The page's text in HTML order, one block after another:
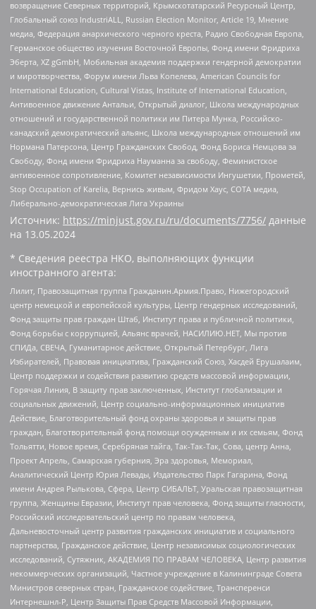
возвращение Северных территорий, Крымскотатарский Ресурсный Центр,
Глобальный союз IndustriALL, Russian Election Monitor, Article 19, Мнение
медиа, Федерация анархического черного креста, Радио Свободная Европа,
Германское общество изучения Восточной Европы, Фонд имени Фридриха
Эберта, XZ gGmbH, Мобильная академия поддержки гендерной демократии
и миротворчества, Форум имени Льва Копелева, American Councils for
International Education, Cultural Vistas, Institute of International Education,
Антивоенное движение Антальи, Открытый диалог, Школа международных
отношений и государственной политики им Питера Мунка, Российско-
канадский демократический альянс, Школа международных отношений им
Нормана Патерсона, Центр Гражданских Свобод, Фонд Бориса Немцова за
Свободу, Фонд имени Фридриха Науманна за свободу, Феминистское
антивоенное сопротивление, Комитет независимости Ингушетии, Прометей,
Stop Occupation of Karelia, Вернись живым, Фридом Хаус, СОТА медиа,
Либерально-демократическая Лига Украины
Источник: https://minjust.gov.ru/ru/documents/7756/ данные
на 13.05.2024
* Сведения реестра НКО, выполняющих функции
иностранного агента:
Лилит, Правозащитная группа Гражданин.Армия.Право, Нижегородский
центр немецкой и европейской культуры, Центр гендерных исследований,
Фонд защиты прав граждан Штаб, Институт права и публичной политики,
Фонд борьбы с коррупцией, Альянс врачей, НАСИЛИЮ.НЕТ, Мы против
СПИДа, СВЕЧА, Гуманитарное действие, Открытый Петербург, Лига
Избирателей, Правовая инициатива, Гражданский Союз, Хасдей Ерушалаим,
Центр поддержки и содействия развитию средств массовой информации,
Горячая Линия, В защиту прав заключенных, Институт глобализации и
социальных движений, Центр социально-информационных инициатив
Действие, Благотворительный фонд охраны здоровья и защиты прав
граждан, Благотворительный фонд помощи осужденным и их семьям, Фонд
Тольятти, Новое время, Серебряная тайга, Так-Так-Так, Сова, центр Анна,
Проект Апрель, Самарская губерния, Эра здоровья, Мемориал,
Аналитический Центр Юрия Левады, Издательство Парк Гагарина, Фонд
имени Андрея Рылькова, Сфера, Центр СИБАЛЬТ, Уральская правозащитная
группа, Женщины Евразии, Институт прав человека, Фонд защиты гласности,
Российский исследовательский центр по правам человека,
Дальневосточный центр развития гражданских инициатив и социального
партнерства, Гражданское действие, Центр независимых социологических
исследований, Сутяжник, АКАДЕМИЯ ПО ПРАВАМ ЧЕЛОВЕКА, Центр развития
некоммерческих организаций, Частное учреждение в Калининграде Совета
Министров северных стран, Гражданское содействие, Трансперенси
Интернешнл-Р, Центр Защиты Прав Средств Массовой Информации,